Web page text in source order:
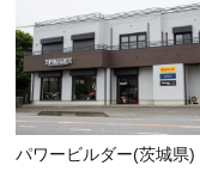
パワービルダー(茨城県)